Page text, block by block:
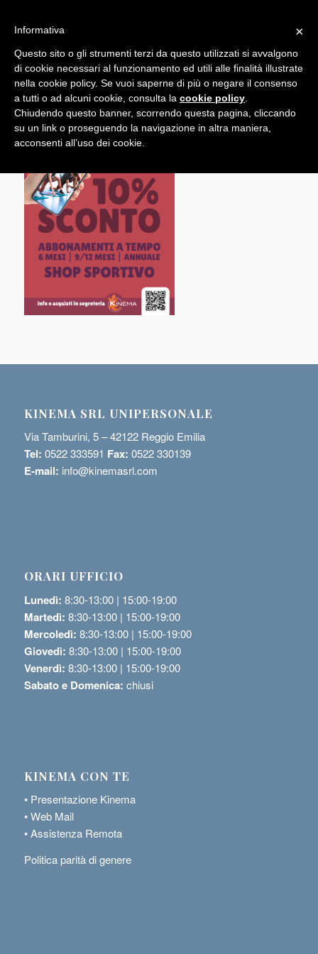
KINEMA SRL UNIPERSONALE
Via Tamburini, 5 – 42122 Reggio Emilia
Tel: 0522 333591 Fax: 0522 330139
E-mail: info@kinemasrl.com
ORARI UFFICIO
Lunedì: 8:30-13:00 | 15:00-19:00
Martedì: 8:30-13:00 | 15:00-19:00
Mercoledì: 8:30-13:00 | 15:00-19:00
Giovedì: 8:30-13:00 | 15:00-19:00
Venerdì: 8:30-13:00 | 15:00-19:00
Sabato e Domenica: chiusi
KINEMA CON TE
• Presentazione Kinema
•Web Mail
•Assistenza Remota
Politica parità di genere
×
Informativa
Questo sito o gli strumenti terzi da questo utilizzati si avvalgono
di cookie necessari al funzionamento ed utili alle finalità illustrate
nella cookie policy. Se vuoi saperne di più o negare il consenso
a tutti o ad alcuni cookie, consulta la cookie policy
Chiudendo questo banner, scorrendo questa pagina, cliccando
su un link o proseguendo la navigazione in altra maniera,
acconsenti all’uso dei cookie.